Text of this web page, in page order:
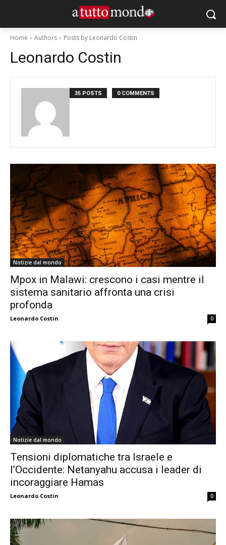
Home Authors Posts by Leonardo Costin
Leonardo Costin
35 POSTS 0 COMMENTS
Notizie dal mondo
Mpox in Malawi: crescono i casi mentre il
sistema sanitario affronta una crisi
profonda
Leonardo Costin 0
Notizie dal mondo
Tensioni diplomatiche tra Israele e
l’Occidente: Netanyahu accusa i leader di
incoraggiare Hamas
Leonardo Costin 0